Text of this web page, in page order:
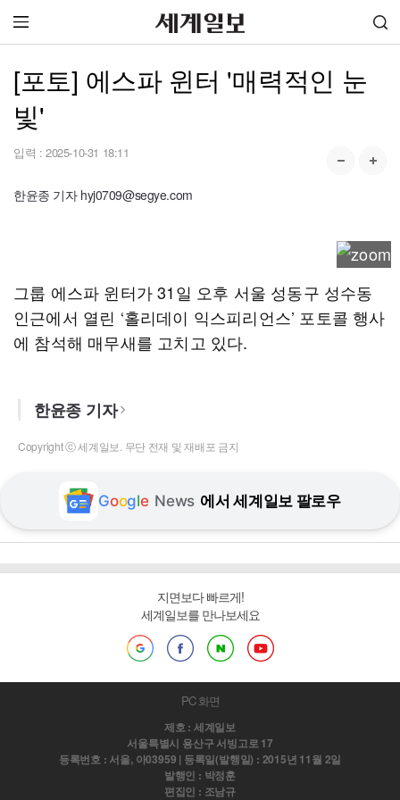
[포토] 에스파 윈터 '매력적인 눈
빛'
입력 : 2025-10-31 18:11
한윤종 기자 hyj0709@segye.com
그룹 에스파 윈터가 31일 오후 서울 성동구 성수동
인근에서 열린 ‘홀리데이 익스피리언스’ 포토콜 행사
에 참석해 매무새를 고치고 있다.
한윤종 기자
Copyright ⓒ 세계일보. 무단 전재 및 재배포 금지
Google News 에서 세계일보 팔로우
지면보다 빠르게!
세계일보를 만나보세요
PC 화면
제호 : 세계일보
서울특별시 용산구 서빙고로 17
등록번호 : 서울, 아03959 | 등록일(발행일) : 2015년 11월 2일
발행인 : 박정훈
편집인 : 조남규